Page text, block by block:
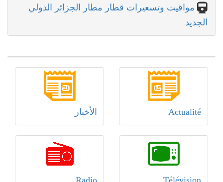
مواقيت وتسعيرات قطار مطار الجزائر الدولي
الجديد
Actualité الأخبار